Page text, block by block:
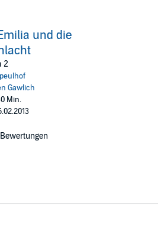
und die
2
Gawlich
Min.